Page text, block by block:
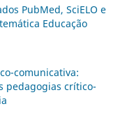
PubMed, SciELO e
Educação
comunicativa:
pedagogias crítico-